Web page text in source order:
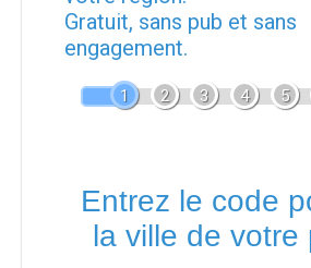
Gratuit, sans pub et sans
engagement.
1 2 3 4 5
Entrez le code
la ville de votre